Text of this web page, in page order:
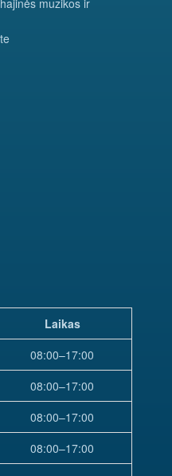
Laikas
08:00–17:00
08:00–17:00
08:00–17:00
08:00–17:00